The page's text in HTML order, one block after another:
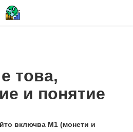
това,
и понятие
включва M1 (монети и